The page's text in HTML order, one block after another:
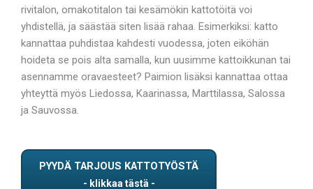
rivitalon, omakotitalon tai kesämökin kattotöitä voi
yhdistellä, ja säästää siten lisää rahaa. Esimerkiksi: katto
kannattaa puhdistaa kahdesti vuodessa, joten eiköhän
hoideta se pois alta samalla, kun uusimme kattoikkunan tai
asennamme oravaesteet? Paimion lisäksi kannattaa ottaa
yhteyttä myös Liedossa, Kaarinassa, Marttilassa, Salossa
ja Sauvossa.
PYYDÄ TARJOUS KATTOTYÖSTÄ